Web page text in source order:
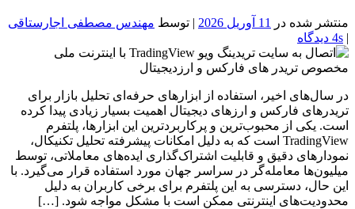
منتشر شده در 11 آوریل 2026 | توسط مهندس مصطفی اجارستاقی
| 4s دیدگاه
در سال‌های اخیر، استفاده از ابزارهای حرفه‌ای تحلیل بازار برای
تریدرهای فارکس و ارزهای دیجیتال اهمیت بسیار زیادی پیدا کرده
است. یکی از محبوب‌ترین و پرکاربردترین این ابزارها، پلتفرم
TradingView است که به دلیل امکانات پیشرفته تحلیل تکنیکال،
نمودارهای دقیق و قابلیت اشتراک‌گذاری ایده‌های معاملاتی، توسط
میلیون‌ها معامله‌گر در سراسر جهان مورد استفاده قرار می‌گیرد. با
این حال، دسترسی به این پلتفرم برای برخی کاربران به دلیل
محدودیت‌های اینترنتی ممکن است با مشکل مواجه شود. […]